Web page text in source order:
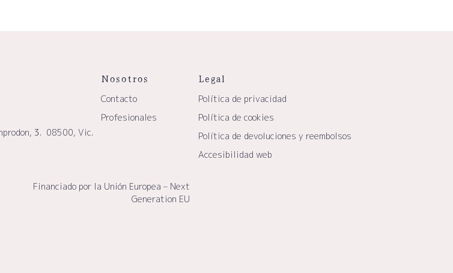
3. 08500, Vic.
Nosotros
Contacto
Profesionales
Legal
Política de privacidad
Política de cookies
Política de devoluciones y reembolsos
Accesibilidad web
Financiado por la Unión Europea – Next
Generation EU